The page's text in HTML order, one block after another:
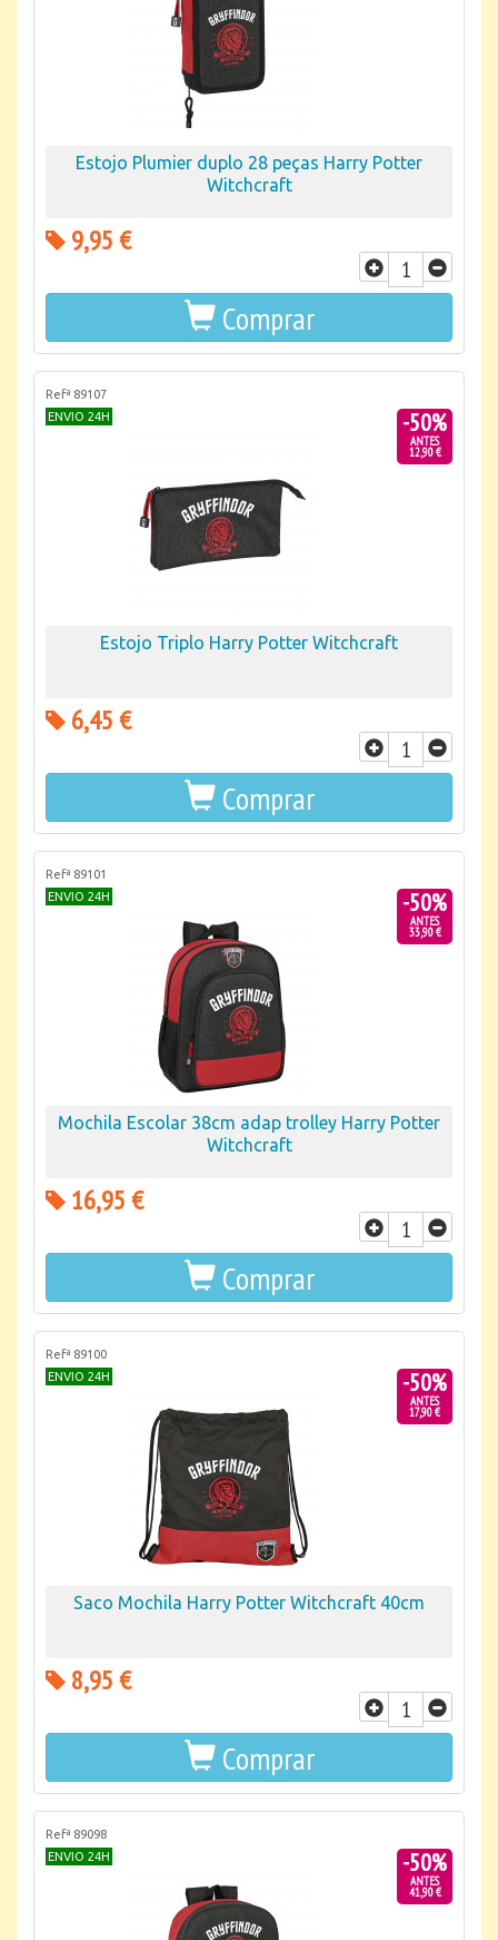
Estojo Plumier duplo 28 peças Harry Potter
Witchcraft
9,95 €
Comprar
Refª 89107
ENVIO 24H
-50%
ANTES
12,90 €
Estojo Triplo Harry Potter Witchcraft
6,45 €
Comprar
Refª 89101
ENVIO 24H
-50%
ANTES
33,90 €
Mochila Escolar 38cm adap trolley Harry Potter
Witchcraft
16,95 €
Comprar
Refª 89100
ENVIO 24H
-50%
ANTES
17,90 €
Saco Mochila Harry Potter Witchcraft 40cm
8,95 €
Comprar
Refª 89098
ENVIO 24H
-50%
ANTES
41,90 €